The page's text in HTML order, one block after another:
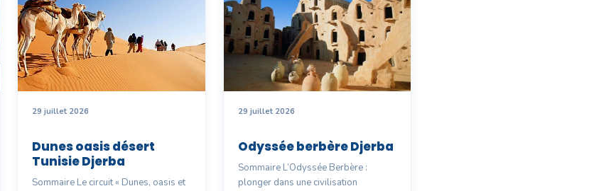
29 juillet 2026
Dunes oasis désert
Tunisie Djerba
Sommaire Le circuit « Dunes, oasis et
29 juillet 2026
Odyssée berbère Djerba
Sommaire L’Odyssée Berbère :
plonger dans une civilisation